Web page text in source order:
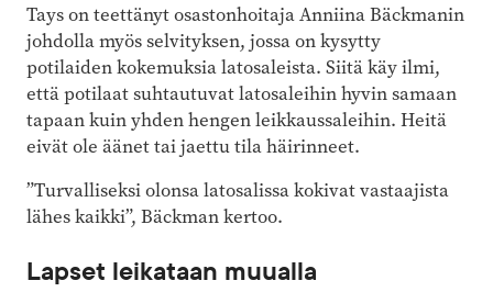
Tays on teettänyt osastonhoitaja Anniina Bäckmanin
johdolla myös selvityksen, jossa on kysytty
potilaiden kokemuksia latosaleista. Siitä käy ilmi,
että potilaat suhtautuvat latosaleihin hyvin samaan
tapaan kuin yhden hengen leikkaussaleihin. Heitä
eivät ole äänet tai jaettu tila häirinneet.
”Turvalliseksi olonsa latosalissa kokivat vastaajista
lähes kaikki”, Bäckman kertoo.
Lapset leikataan muualla